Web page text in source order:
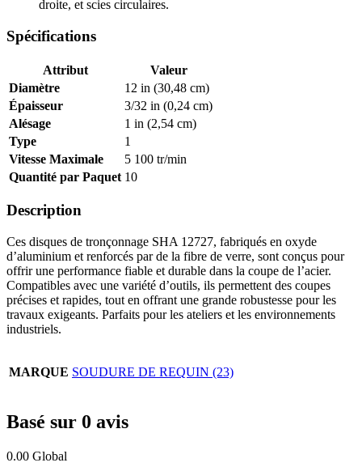
droite, et scies circulaires.
Spécifications
Attribut
Valeur
Diamètre
12 in (30,48 cm)
Épaisseur
3/32 in (0,24 cm)
Alésage
1 in (2,54 cm)
Type
1
Vitesse Maximale
5 100 tr/min
Quantité par Paquet 10
Description
Ces disques de tronçonnage SHA 12727, fabriqués en oxyde
d’aluminium et renforcés par de la fibre de verre, sont conçus pour
offrir une performance fiable et durable dans la coupe de l’acier.
Compatibles avec une variété d’outils, ils permettent des coupes
précises et rapides, tout en offrant une grande robustesse pour les
travaux exigeants. Parfaits pour les ateliers et les environnements
industriels.
MARQUE SOUDURE DE REQUIN (23)
Basé sur 0 avis
0.00 Global